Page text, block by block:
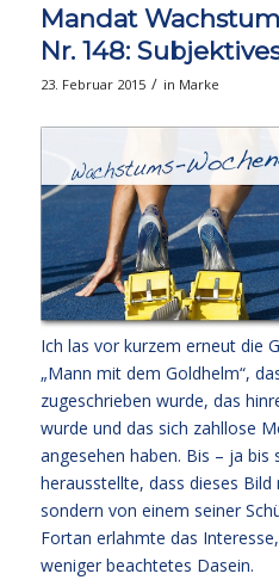
Mandat
Nr. 148:
23. Februar 2015 / in Marke
Ich las vor kurzem erneut die
„Mann mit dem Goldhelm“,
zugeschrieben wurde, das
wurde und das sich zahllose
angesehen haben. Bis – ja bis
herausstellte, dass dieses
sondern von einem seiner
Fortan erlahmte das
weniger beachtetes Dasein.